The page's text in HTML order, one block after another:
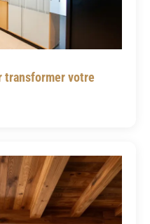
transformer votre